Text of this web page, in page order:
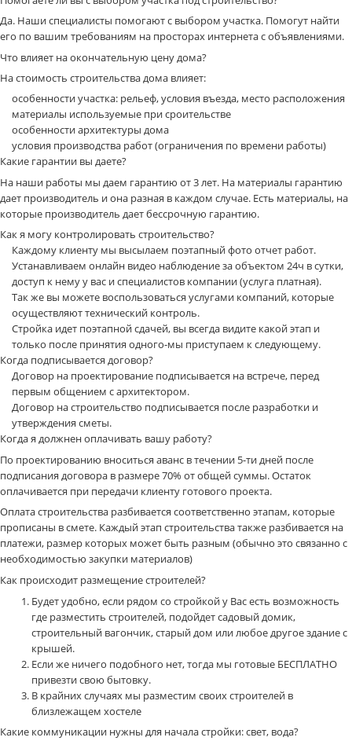
Да. Наши специалисты помогают с выбором участка. Помогут найти
его по вашим требованиям на просторах интернета с объявлениями.
Что влияет на окончательную цену дома?
На стоимость строительства дома влияет:
особенности участка: рельеф, условия въезда, место расположения
материалы используемые при сроительстве
особенности архитектуры дома
условия производства работ (ограничения по времени работы)
Какие гарантии вы даете?
На наши работы мы даем гарантию от 3 лет. На материалы гарантию
дает производитель и она разная в каждом случае. Есть материалы, на
которые производитель дает бессрочную гарантию.
Как я могу контролировать строительство?
Каждому клиенту мы высылаем поэтапный фото отчет работ.
Устанавливаем онлайн видео наблюдение за объектом 24ч в сутки,
доступ к нему у вас и специалистов компании (услуга платная).
Так же вы можете воспользоваться услугами компаний, которые
осуществляют технический контроль.
Стройка идет поэтапной сдачей, вы всегда видите какой этап и
только после принятия одного-мы приступаем к следующему.
Когда подписывается договор?
Договор на проектирование подписывается на встрече, перед
первым общением с архитектором.
Договор на строительство подписывается после разработки и
утверждения сметы.
Когда я должнен оплачивать вашу работу?
По проектированию вноситься аванс в течении 5-ти дней после
подписания договора в размере 70% от общей суммы. Остаток
оплачивается при передачи клиенту готового проекта.
Оплата строительства разбивается соответственно этапам, которые
прописаны в смете. Каждый этап строительства также разбивается на
платежи, размер которых может быть разным (обычно это связанно с
необходимостью закупки материалов)
Как происходит размещение строителей?
Будет удобно, если рядом со стройкой у Вас есть возможность
где разместить строителей, подойдет садовый домик,
строительный вагончик, старый дом или любое другое здание с
крышей.
Если же ничего подобного нет, тогда мы готовые БЕСПЛАТНО
привезти свою бытовку.
В крайних случаях мы разместим своих строителей в
близлежащем хостеле
Какие коммуникации нужны для начала стройки: свет, вода?